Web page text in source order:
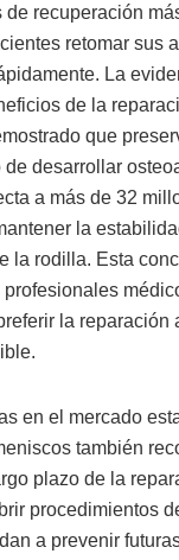
de recuperación
retomar sus
La
de la
que
desarrollar
a más de 32
la
la rodilla. Esta
la reparación
en el mercado
también
plazo de la
procedimientos
a prevenir